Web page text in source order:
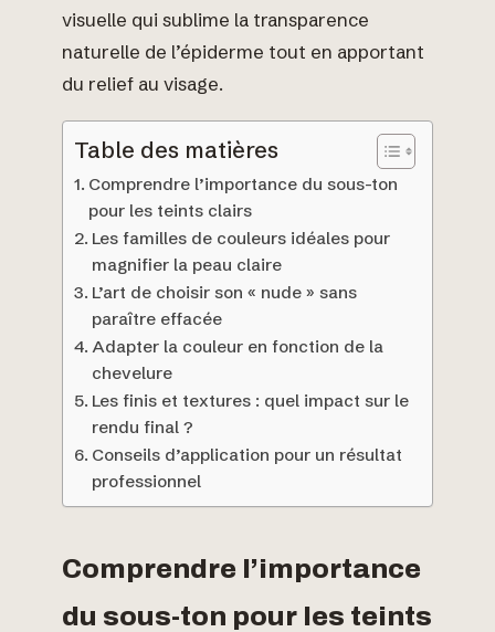
visuelle qui sublime la transparence
naturelle de l’épiderme tout en apportant
du relief au visage.
Table des matières
Comprendre l’importance du sous-ton
pour les teints clairs
Les familles de couleurs idéales pour
magnifier la peau claire
L’art de choisir son « nude » sans
paraître effacée
Adapter la couleur en fonction de la
chevelure
Les finis et textures : quel impact sur le
rendu final ?
Conseils d’application pour un résultat
professionnel
Comprendre l’importance
du sous-ton pour les teints